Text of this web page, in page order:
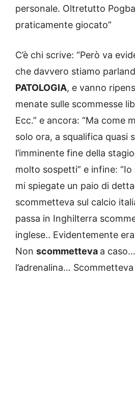
personale. Oltretutto
praticamente giocato”
C’è chi scrive: “Però va
che davvero stiamo
PATOLOGIA, e vanno
menate sulle scommesse
Ecc.” e ancora: “Ma come
solo ora, a squalifica quasi
l’imminente fine della
molto sospetti” e infine:
mi spiegate un paio di
scommetteva sul calcio
passa in Inghilterra
inglese.. Evidentemente
Non scommetteva a
l’adrenalina…